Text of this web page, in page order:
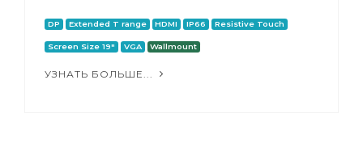
DP Extended T range HDMI IP66 Resistive Touch
Screen Size 19" VGA Wallmount
УЗНАТЬ БОЛЬШЕ...